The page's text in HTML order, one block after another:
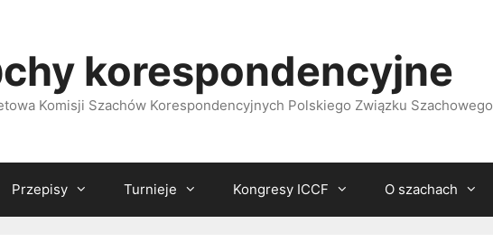
korespondencyjne
Komisji Szachów Korespondencyjnych Polskiego Związku Szachowego
Przepisy Turnieje Kongresy ICCF O szachach